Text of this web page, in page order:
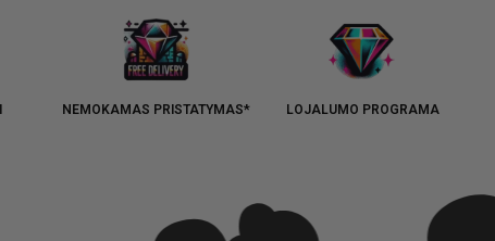
NEMOKAMAS PRISTATYMAS* LOJALUMO PROGRAMA